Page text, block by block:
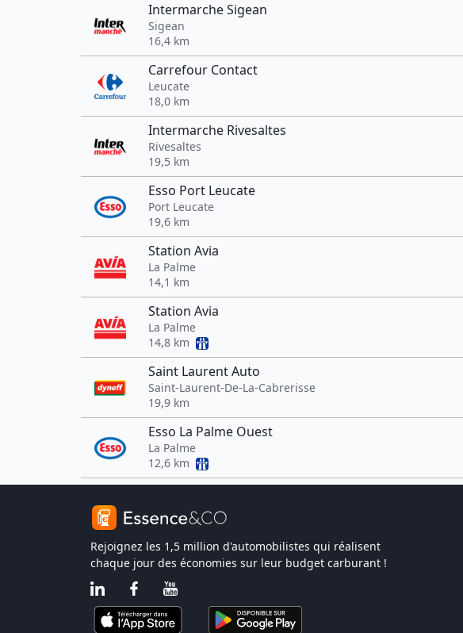
Intermarche Sigean
Sigean
16,4 km
Carrefour Contact
Leucate
18,0 km
Intermarche Rivesaltes
Rivesaltes
19,5 km
Esso Port Leucate
Port Leucate
19,6 km
Station Avia
La Palme
14,1 km
Station Avia
La Palme
14,8 km
Saint Laurent Auto
Saint-Laurent-De-La-Cabrerisse
19,9 km
Esso La Palme Ouest
La Palme
12,6 km
Rejoignez les 1,5 million d'automobilistes qui réalisent
chaque jour des économies sur leur budget carburant !